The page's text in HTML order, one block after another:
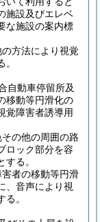
施設及びエレベ
な施設の案内標
方法により視覚
自動車停留所及
移動等円滑化の
覚障害者誘導用
の他の周囲の路
ロック部分を容
る。
者の移動等円滑
、音声により視
。